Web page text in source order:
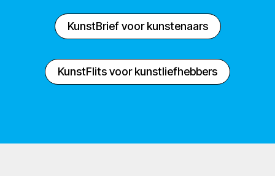
KunstBrief voor kunstenaars
KunstFlits voor kunstliefhebbers